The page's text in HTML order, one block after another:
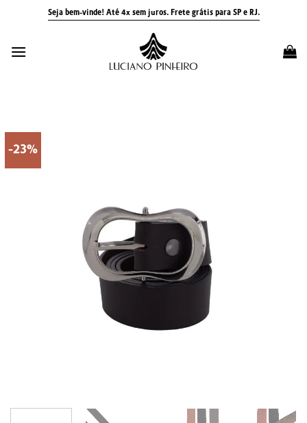
Seja bem-vinde! Até 4x sem juros. Frete grátis para SP e RJ.
-23%